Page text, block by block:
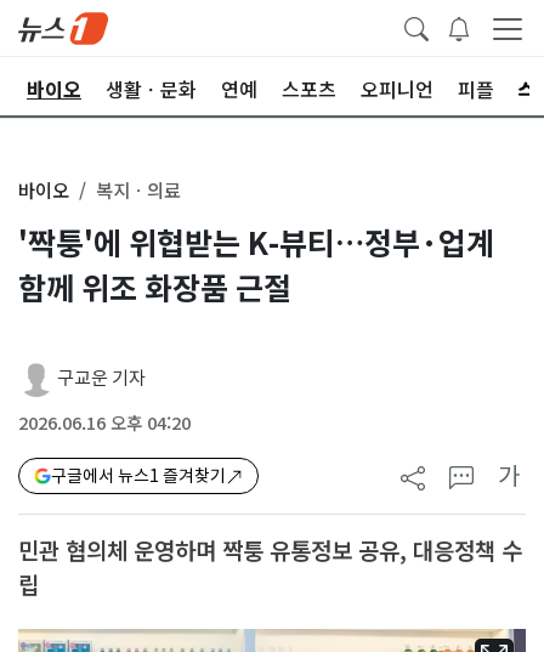
바이오 생활ㆍ문화 연예 스포츠 오피니언 피플
바이오 복지ㆍ의료
'짝퉁'에 위협받는 K-뷰티…정부·업계
함께 위조 화장품 근절
구교운 기자
2026.06.16 오후 04:20
구글에서 뉴스1 즐겨찾기 가
민관 협의체 운영하며 짝퉁 유통정보 공유, 대응정책 수
립